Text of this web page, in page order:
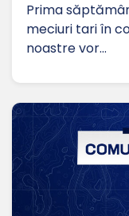
Prima
meciuri tari în
noastre vor…